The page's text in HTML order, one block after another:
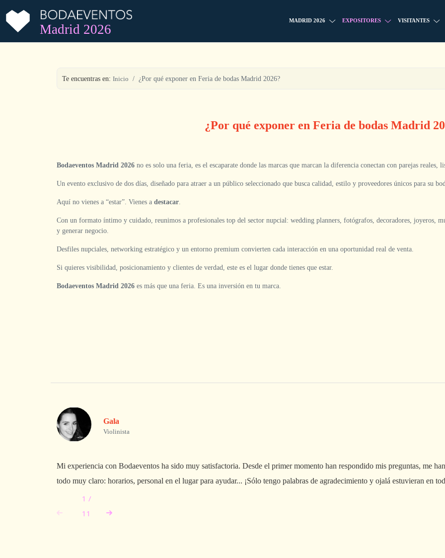
Madrid 2026
MADRID 2026 EXPOSITORES VISITANTES
Te encuentras en: Inicio ¿Por qué exponer en Feria de bodas Madrid 2026?
¿Por qué exponer en Feria de bodas Madrid
Bodaeventos Madrid 2026 no es solo una feria, es el escaparate donde las marcas que marcan la diferencia conectan con parejas reales,
Un evento exclusivo de dos días, diseñado para atraer a un público seleccionado que busca calidad, estilo y proveedores únicos para su
Aquí no vienes a “estar”. Vienes a destacar.
Con un formato íntimo y cuidado, reunimos a profesionales top del sector nupcial: wedding planners, fotógrafos, decoradores, joyeros,
y generar negocio.
Desfiles nupciales, networking estratégico y un entorno premium convierten cada interacción en una oportunidad real de venta.
Si quieres visibilidad, posicionamiento y clientes de verdad, este es el lugar donde tienes que estar.
Bodaeventos Madrid 2026 es más que una feria. Es una inversión en tu marca.
Gala
Violinista
Mi experiencia con Bodaeventos ha sido muy satisfactoria. Desde el primer momento han respondido mis preguntas, me
todo muy claro: horarios, personal en el lugar para ayudar... ¡Sólo tengo palabras de agradecimiento y ojalá estuvieran en
1 /
11